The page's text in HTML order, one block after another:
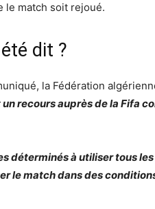
le match soit rejoué.
dit ?
la Fédération
recours auprès de la Fifa
déterminés à utiliser tous
le match dans des